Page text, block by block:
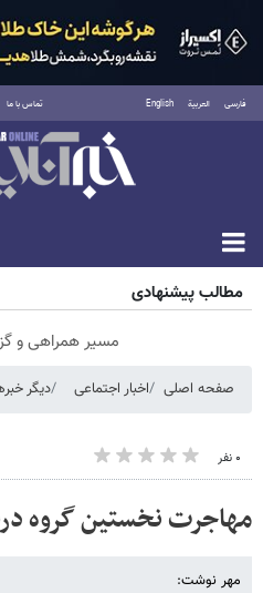
فارسی العربية English تماس با ما
شنبه ۱۷ مرداد ۱۴۰۵
مطالب پیشنهادی
مسیر همراهی و
صفحه اصلی اخبار اجتماعی دیگر
۰ نفر
مهاجرت نخستین گروه
مهر نوشت: